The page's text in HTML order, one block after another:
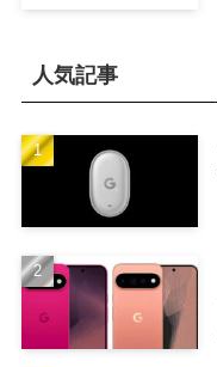
人気記事